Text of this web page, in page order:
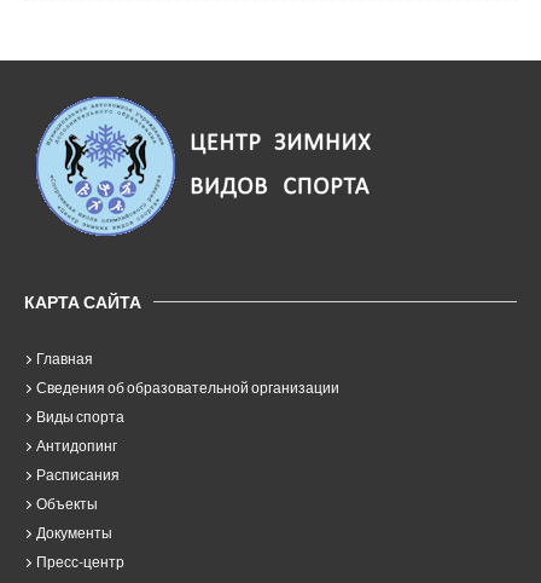
КАРТА САЙТА
Главная
Сведения об образовательной организации
Виды спорта
Антидопинг
Расписания
Объекты
Документы
Пресс-центр